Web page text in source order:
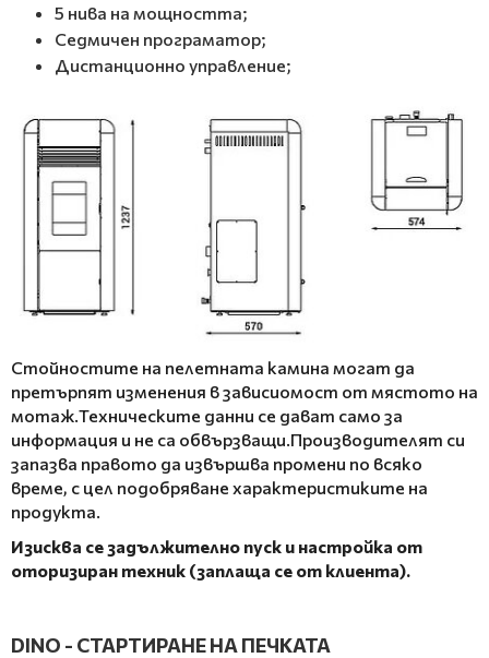
5 нива на мощността;
Седмичен програматор;
Дистанционно управление;
Стойностите на пелетната камина могат да
претърпят изменения в зависиомост от мястото на
мотаж.Техническите данни се дават само за
информация и не са обвързващи.Производителят си
запазва правото да извършва промени по всяко
време, с цел подобряване характеристиките на
продукта.
Изисква се задължително пуск и настройка от
оторизиран техник (заплаща се от клиента).
DINO - СТАРТИРАНЕ НА ПЕЧКАТА